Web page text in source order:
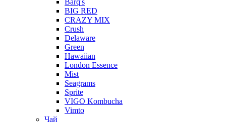
Barq's
BIG RED
CRAZY MIX
Crush
Delaware
Green
Hawaiian
London Essence
Mist
Seagrams
Sprite
VIGO Kombucha
Vimto
Чай